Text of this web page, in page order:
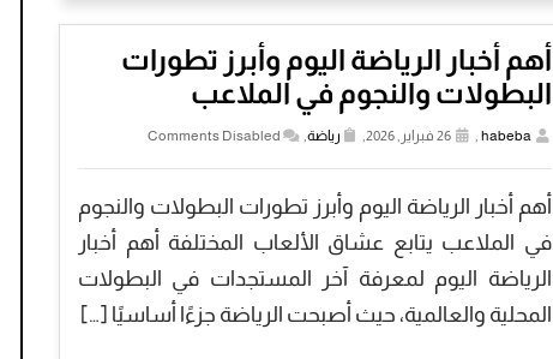
أهم أخبار الرياضة اليوم وأبرز تطورات
البطولات والنجوم في الملاعب
habeba
, 26 فبراير, 2026, رياضة,
Comments Disabled
أهم أخبار الرياضة اليوم وأبرز تطورات البطولات والنجوم
في الملاعب يتابع عشاق الألعاب المختلفة أهم أخبار
الرياضة اليوم لمعرفة آخر المستجدات في البطولات
المحلية والعالمية، حيث أصبحت الرياضة جزءًا أساسيًا […]